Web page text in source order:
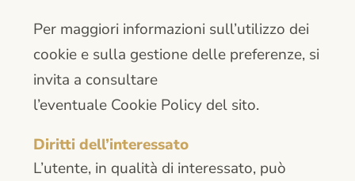
Per maggiori informazioni sull’utilizzo dei
cookie e sulla gestione delle preferenze, si
invita a consultare
l’eventuale Cookie Policy del sito.
Diritti dell’interessato
L’utente, in qualità di interessato, può